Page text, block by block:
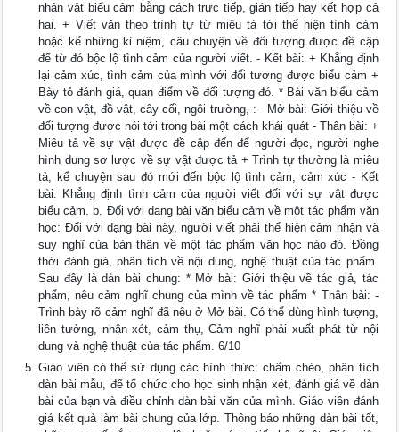
nhân vật biểu cảm bằng cách trực tiếp, gián tiếp hay kết hợp cả
hai. + Viết văn theo trình tự từ miêu tả tới thể hiện tình cảm
hoặc kể những kỉ niệm, câu chuyện về đối tượng được đề cập
để từ đó bộc lộ tình cảm của người viết. - Kết bài: + Khẳng định
lại cảm xúc, tình cảm của mình với đối tượng được biểu cảm +
Bày tỏ đánh giá, quan điểm về đối tượng đó. * Bài văn biểu cảm
về con vật, đồ vật, cây cối, ngôi trường, : - Mở bài: Giới thiệu về
đối tượng được nói tới trong bài một cách khái quát - Thân bài: +
Miêu tả về sự vật được đề cập đến để người đọc, người nghe
hình dung sơ lược về sự vật được tả + Trình tự thường là miêu
tả, kể chuyện sau đó mới đến bộc lộ tình cảm, cảm xúc - Kết
bài: Khẳng định tình cảm của người viết đối với sự vật được
biểu cảm. b. Đối với dạng bài văn biểu cảm về một tác phẩm văn
học: Đối với dạng bài này, người viết phải thể hiện cảm nhận và
suy nghĩ của bản thân về một tác phẩm văn học nào đó. Đồng
thời đánh giá, phân tích về nội dung, nghệ thuật của tác phẩm.
Sau đây là dàn bài chung: * Mở bài: Giới thiệu về tác giả, tác
phẩm, nêu cảm nghĩ chung của mình về tác phẩm * Thân bài: -
Trình bày rõ cảm nghĩ đã nêu ở Mở bài. Có thể dùng hình tượng,
liên tưởng, nhận xét, cảm thụ, Cảm nghĩ phải xuất phát từ nội
dung và nghệ thuật của tác phẩm. 6/10
Giáo viên có thể sử dụng các hình thức: chấm chéo, phân tích
dàn bài mẫu, để tổ chức cho học sinh nhận xét, đánh giá về dàn
bài của bạn và điều chỉnh dàn bài văn của mình. Giáo viên đánh
giá kết quả làm bài chung của lớp. Thông báo những dàn bài tốt,